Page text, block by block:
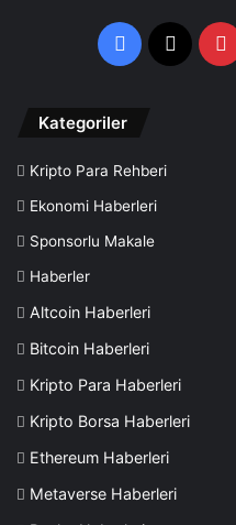
Facebook
Kategoriler
Kripto Para Rehberi
Ekonomi Haberleri
Sponsorlu Makale
Haberler
Altcoin Haberleri
Bitcoin Haberleri
Kripto Para Haberleri
Kripto Borsa Haberleri
Ethereum Haberleri
Metaverse Haberleri